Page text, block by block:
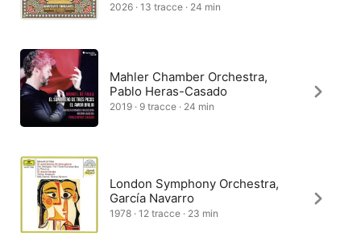
2026 · 13 tracce · 24 min
Mahler Chamber Orchestra,
Pablo Heras-Casado
2019 · 9 tracce · 24 min
London Symphony Orchestra,
García Navarro
1978 · 12 tracce · 23 min